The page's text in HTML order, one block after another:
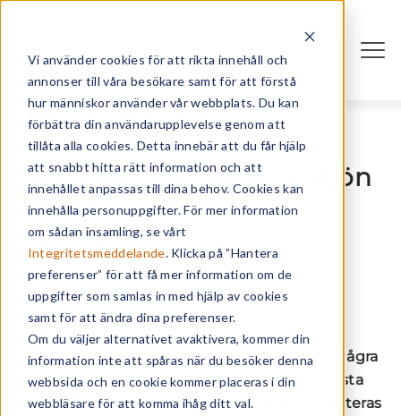
Vi använder cookies för att rikta innehåll och
annonser till våra besökare samt för att förstå
hur människor använder vår webbplats. Du kan
förbättra din användarupplevelse genom att
tillåta alla cookies. Detta innebär att du får hjälp
att snabbt hitta rätt information och att
innehållet anpassas till dina behov. Cookies kan
innehålla personuppgifter. För mer information
om sådan insamling, se vårt
Integritetsmeddelande. Klicka på ”Hantera
preferenser” för att få mer information om de
uppgifter som samlas in med hjälp av cookies
samt för att ändra dina preferenser.
Om du väljer alternativet avaktivera, kommer din
information inte att spåras när du besöker denna
webbsida och en cookie kommer placeras i din
webbläsare för att komma ihåg ditt val.
Nya lösningar sätter miljön
i fokus
- december 19, 2019
I den småländska bruksorten Klavreström, några
mil utanför Växjö, ligger ett av 3stepIT’s största
logistikcenter. Här ska 260 000 enheter hanteras